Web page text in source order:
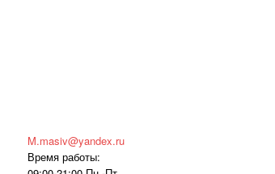
M.masiv@yandex.ru
Время работы: